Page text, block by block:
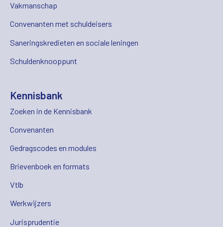
Vakmanschap
Convenanten met schuldeisers
Saneringskredieten en sociale leningen
Schuldenknooppunt
Kennisbank
Zoeken in de Kennisbank
Convenanten
Gedragscodes en modules
Brievenboek en formats
Vtlb
Werkwijzers
Jurisprudentie